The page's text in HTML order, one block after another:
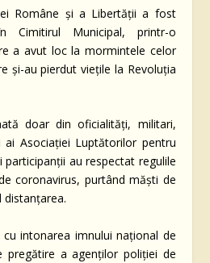
Române şi a Libertăţii a fost
Cimitirul Municipal, printr-o
a avut loc la mormintele celor
şi-au pierdut vieţile la Revoluţia
doar din oficialităţi, militari,
Asociației Luptătorilor pentru
participanţii au respectat regulile
coronavirus, purtând măşti de
distanțarea.
intonarea imnului național de
pregătire a agenţilor poliţiei de